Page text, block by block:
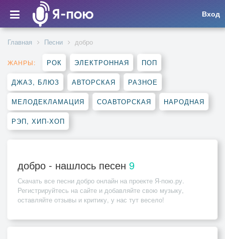
Вход
Главная Песни добро
ЖАНРЫ: РОК ЭЛЕКТРОННАЯ ПОП
ДЖАЗ, БЛЮЗ АВТОРСКАЯ РАЗНОЕ
МЕЛОДЕКЛАМАЦИЯ СОАВТОРСКАЯ НАРОДНАЯ
РЭП, ХИП-ХОП
добро - нашлось песен 9
Скачать все песни добро онлайн на проекте Я-пою.ру.
Регистрируйтесь на сайте и добавляйте свою музыку,
оставляйте отзывы и критику, у нас тут весело!